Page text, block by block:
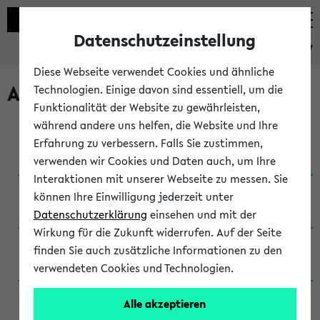
eKVV
Archivierte Studiengänge
Anglistik: British and American Studies / B.A.
(Einschreibung bis WiSe 16/17)
Anglistik: British and American Studies / B.A.
(Einschreibung bis SoSe 2015)
Anglistik: British and American Studies / B.A.
(Einschreibung bis SoSe 2013)
Anglistik: British and American Studies / Ba
(Einschreibung bis SoSe 2011)
Datenschutzeinstellung
Diese Webseite verwendet Cookies und ähnliche
Technologien. Einige davon sind essentiell, um die
Funktionalität der Website zu gewährleisten,
während andere uns helfen, die Website und Ihre
Erfahrung zu verbessern. Falls Sie zustimmen,
verwenden wir Cookies und Daten auch, um Ihre
Interaktionen mit unserer Webseite zu messen. Sie
können Ihre Einwilligung jederzeit unter
Datenschutzerklärung einsehen und mit der
Wirkung für die Zukunft widerrufen. Auf der Seite
finden Sie auch zusätzliche Informationen zu den
verwendeten Cookies und Technologien.
Alle akzeptieren